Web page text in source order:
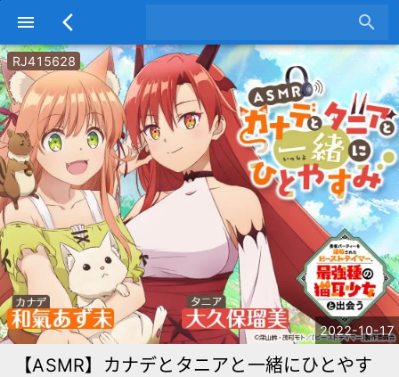
menu arrow_back_ios search
RJ415628
2022-10-17
【ASMR】カナデとタニアと一緒にひとやす